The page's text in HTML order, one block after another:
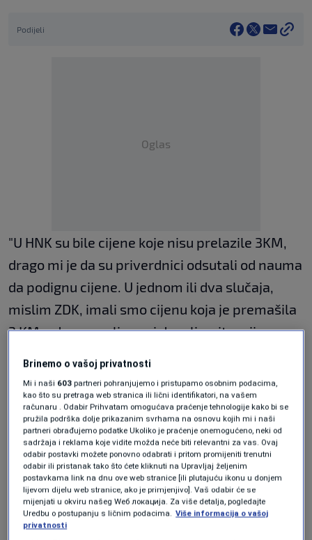
Podijeli
Oglas
"U HNK su bile cijene koje nisu prelazile 3KM,
drago mi je da su priverdnici odsutali od nauma
da podignu cijene. U jednom ili dva slučaja,
mislim ZDK, imali smo cijenu koja je premašila
3 KM, odreagovali smo i doveli u situaciju
zabranu prometa naftnog derivata.
Iz Federalne uprave za inspekcijske poslove
pojašnjavaju da je neminovnost rast cijena
goriva, u skladu sa uvoznim cijenama koje na
svjetskom tržištu rastu, i da će preći 3KM, ali
ne mogu da prihvate da cijene iz zaliha dosežu
taj nivo.
Brinemo o vašoj privatnosti
Mi i naši 603 partneri pohranjujemo i pristupamo osobnim podacima,
kao što su pretraga web stranica ili lični identifikatori, na vašem
računaru . Odabir Prihvatam omogućava praćenje tehnologije kako bi se
pružila podrška dolje prikazanim svrhama na osnovu kojih mi i naši
partneri obrađujemo podatke Ukoliko je praćenje onemogućeno, neki od
sadržaja i reklama koje vidite možda neće biti relevantni za vas. Ovaj
odabir postavki možete ponovno odabrati i pritom promijeniti trenutni
odabir ili pristanak tako što ćete kliknuti na Upravljaj željenim
postavkama link na dnu ove web stranice [ili plutajuću ikonu u donjem
lijevom dijelu web stranice, ako je primjenjivo]. Vaš odabir će se
mijenjati u okviru našeg Wеб локација. Za više detalja, pogledajte
Uredbu o postupanju s ličnim podacima. Više informacija o vašoj
privatnosti